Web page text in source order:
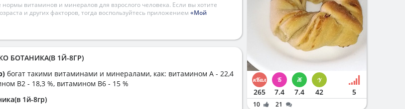
витаминов и минералов для взрослого человека. Если вы хотите
и других факторов, тогда воспользуйтесь приложением «Мой
БОТАНИКА(В 1Й-8ГР)
богат такими витаминами и минералами, как: витамином А - 22,4
B2 - 18,3 %, витамином B6 - 15 %
1й-8гр)
265 7.4 7.4 42 5
10
21